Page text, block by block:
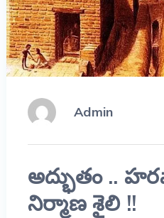
Admin
అద్భుతం ..
నిర్మాణ శైలి !!